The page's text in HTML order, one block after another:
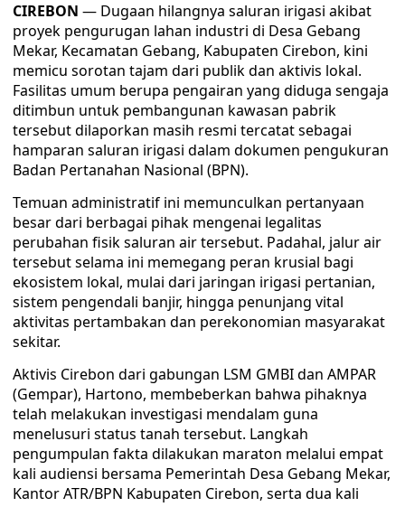
CIREBON — Dugaan hilangnya saluran irigasi akibat
proyek pengurugan lahan industri di Desa Gebang
Mekar, Kecamatan Gebang, Kabupaten Cirebon, kini
memicu sorotan tajam dari publik dan aktivis lokal.
Fasilitas umum berupa pengairan yang diduga sengaja
ditimbun untuk pembangunan kawasan pabrik
tersebut dilaporkan masih resmi tercatat sebagai
hamparan saluran irigasi dalam dokumen pengukuran
Badan Pertanahan Nasional (BPN).
​Temuan administratif ini memunculkan pertanyaan
besar dari berbagai pihak mengenai legalitas
perubahan fisik saluran air tersebut. Padahal, jalur air
tersebut selama ini memegang peran krusial bagi
ekosistem lokal, mulai dari jaringan irigasi pertanian,
sistem pengendali banjir, hingga penunjang vital
aktivitas pertambakan dan perekonomian masyarakat
sekitar.
​Aktivis Cirebon dari gabungan LSM GMBI dan AMPAR
(Gempar), Hartono, membeberkan bahwa pihaknya
telah melakukan investigasi mendalam guna
menelusuri status tanah tersebut. Langkah
pengumpulan fakta dilakukan maraton melalui empat
kali audiensi bersama Pemerintah Desa Gebang Mekar,
Kantor ATR/BPN Kabupaten Cirebon, serta dua kali